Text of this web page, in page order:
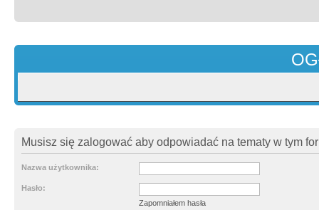
Musisz się zalogować aby odpowiadać na tematy w tym
Nazwa użytkownika:
Hasło:
Zapomniałem hasła